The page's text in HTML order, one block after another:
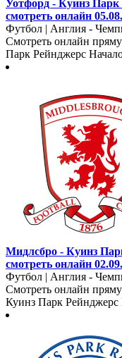
Уотфорд - Куинз
смотреть онлайн
Футбол | Англия -
Смотреть онлайн
Парк Рейнджерс
Мидлсбро - Куинз
смотреть онлайн
Футбол | Англия -
Смотреть онлайн
Куинз Парк Рейнджерс